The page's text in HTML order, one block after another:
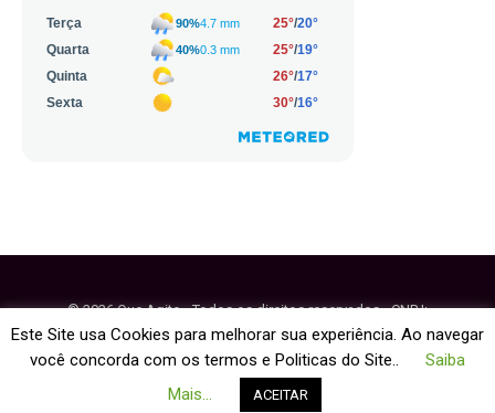
© 2026 Que Agito - Todos os direitos reservados - CNPJ:
64.884.270/0001-95
Política de Cookies
Este Site usa Cookies para melhorar sua experiência. Ao navegar
você concorda com os termos e Politicas do Site..
Saiba
Mais...
ACEITAR